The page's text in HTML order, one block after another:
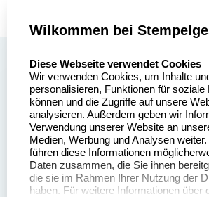
Stempelgestalten.de
Asterlager Straße 97
47228 Duisburg
Deutschland
Über
Alle
Wilkommen bei
Diese Webseite verwendet Cookies
Wir verwenden Cookies, um Inhalte
personalisieren, Funktionen für soziale
können und die Zugriffe auf unsere
analysieren. Außerdem geben wir
Verwendung unserer Website an
Medien, Werbung und Analysen
führen diese Informationen
Daten zusammen, die Sie ihnen
die sie im Rahmen Ihrer Nutzung der
haben. Für weitere Informationen über